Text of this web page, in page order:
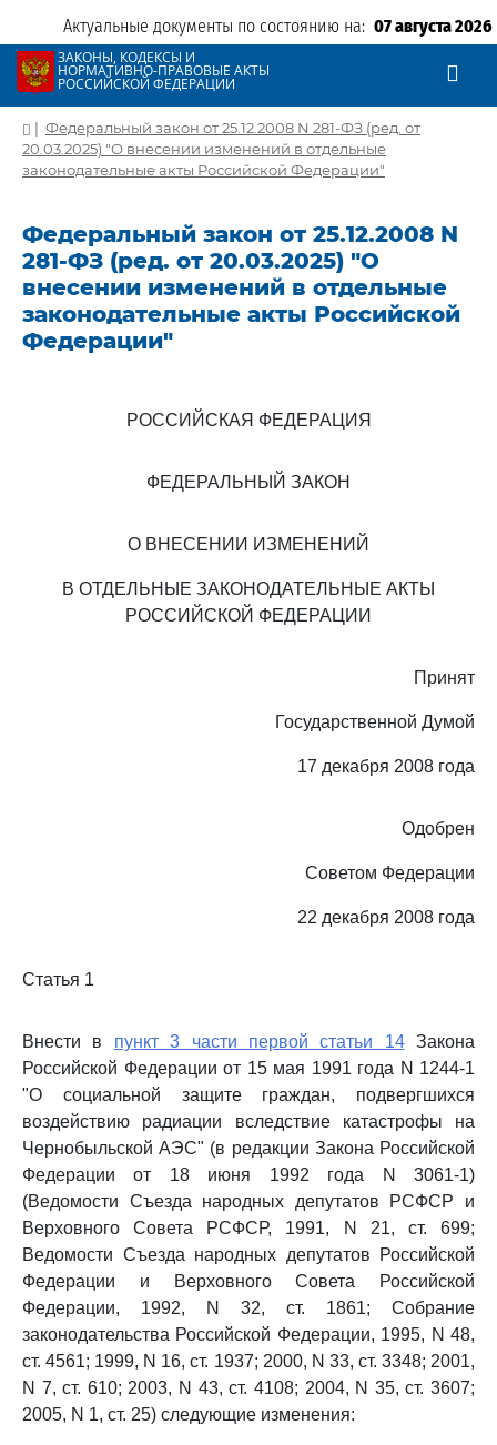
Актуальные документы по состоянию на: 07 августа 2026
ЗАКОНЫ, КОДЕКСЫ И
НОРМАТИВНО-ПРАВОВЫЕ АКТЫ
РОССИЙСКОЙ ФЕДЕРАЦИИ
| Федеральный закон от 25.12.2008 N 281-ФЗ (ред. от
20.03.2025) "О внесении изменений в отдельные
законодательные акты Российской Федерации"
Федеральный закон от 25.12.2008 N
281-ФЗ (ред. от 20.03.2025) "О
внесении изменений в отдельные
законодательные акты Российской
Федерации"
РОССИЙСКАЯ ФЕДЕРАЦИЯ
ФЕДЕРАЛЬНЫЙ ЗАКОН
О ВНЕСЕНИИ ИЗМЕНЕНИЙ
В ОТДЕЛЬНЫЕ ЗАКОНОДАТЕЛЬНЫЕ АКТЫ
РОССИЙСКОЙ ФЕДЕРАЦИИ
Принят
Государственной Думой
17 декабря 2008 года
Одобрен
Советом Федерации
22 декабря 2008 года
Статья 1
Внести в пункт 3 части первой статьи 14Закона
Российской Федерации от 15 мая 1991 года N 1244-1
"О социальной защите граждан, подвергшихся
воздействию радиации вследствие катастрофы на
Чернобыльской АЭС" (в редакции Закона Российской
Федерации от 18 июня 1992 года N 3061-1)
(Ведомости Съезда народных депутатов РСФСР и
Верховного Совета РСФСР, 1991, N 21, ст. 699;
Ведомости Съезда народных депутатов Российской
Федерации и Верховного Совета Российской
Федерации, 1992, N 32, ст. 1861; Собрание
законодательства Российской Федерации, 1995, N 48,
ст. 4561; 1999, N 16, ст. 1937; 2000, N 33, ст. 3348; 2001,
N 7, ст. 610; 2003, N 43, ст. 4108; 2004, N 35, ст. 3607;
2005, N 1, ст. 25) следующие изменения: